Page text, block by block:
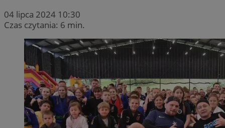
04 lipca 2024 10:30
Czas czytania: 6 min.